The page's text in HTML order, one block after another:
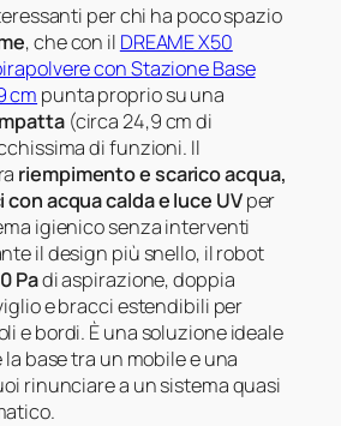
per chi ha poco spazio
, che con il DREAME X50
con Stazione Base
cm punta proprio su una
(circa 24,9 cm di
di funzioni. Il
riempimento e scarico acqua,
acqua calda e luce UVper
igienico senza interventi
il design più snello, il robot
Padi aspirazione, doppia
e bracci estendibili per
e bordi. È una soluzione ideale
base tra un mobile e una
rinunciare a un sistema quasi